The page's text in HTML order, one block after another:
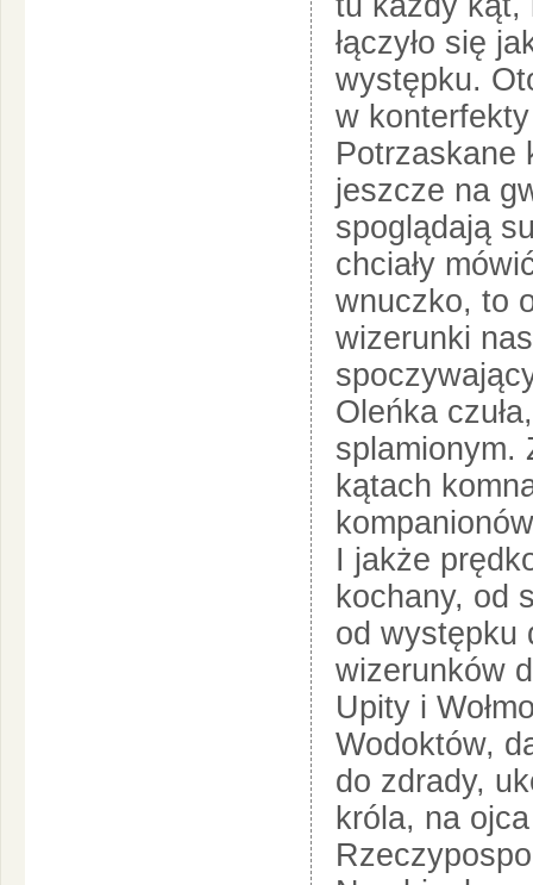
łączyło się
występku.
w
Potrzaskane
jeszcze na
spoglądają
chciały
wnuczko, to
wizerunki
Oleńka
splamionym.
kątach
I jakże
kochany, od
od występku
wizerunków
Upity i
Wodoktów,
do zdrady,
króla, na ojca